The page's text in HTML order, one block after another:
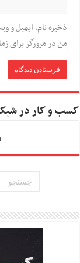
ذخیره نام، ایمیل و
من در مرورگر برای
کسب و کار در